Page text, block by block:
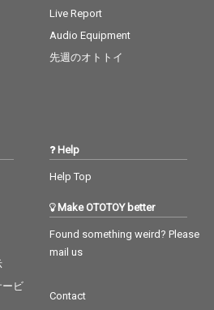
Live Report
Audio Equipment
先週のオトトイ
ービ
Help
Help Top
Make OTOTOY better
Found something weird? Please
mail us
Contact